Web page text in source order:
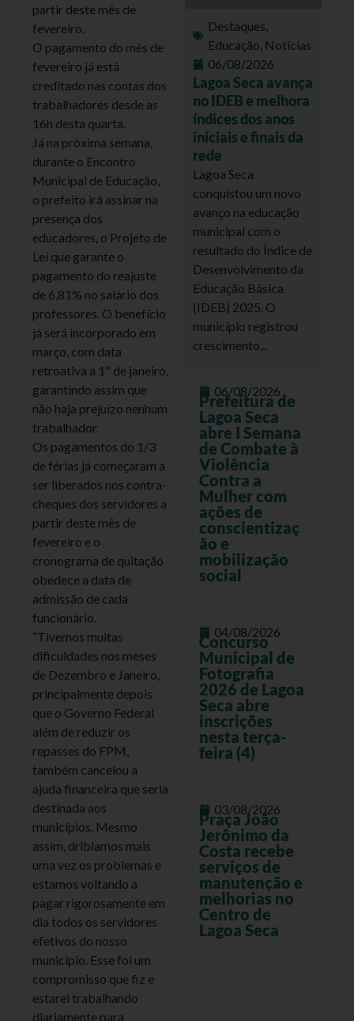
partir deste mês de
fevereiro.
O pagamento do mês de
fevereiro já está
creditado nas contas dos
trabalhadores desde as
16h desta quarta.
Já na próxima semana,
durante o Encontro
Municipal de Educação,
o prefeito irá assinar na
presença dos
educadores, o Projeto de
Lei que garante o
pagamento do reajuste
de 6,81% no salário dos
professores. O benefício
já será incorporado em
março, com data
retroativa a 1º de janeiro,
garantindo assim que
não haja prejuízo nenhum
trabalhador.
Os pagamentos do 1/3
de férias já começaram a
ser liberados nos contra-
cheques dos servidores a
partir deste mês de
fevereiro e o
cronograma de quitação
obedece a data de
admissão de cada
funcionário.
“Tivemos muitas
dificuldades nos meses
de Dezembro e Janeiro,
principalmente depois
que o Governo Federal
além de reduzir os
repasses do FPM,
também cancelou a
ajuda financeira que seria
destinada aos
municípios. Mesmo
assim, driblamos mais
uma vez os problemas e
estamos voltando a
pagar rigorosamente em
dia todos os servidores
efetivos do nosso
município. Esse foi um
compromisso que fiz e
estarei trabalhando
diariamente para
Destaques,
Educação, Notícias
06/08/2026
Lagoa Seca avança
no IDEB e melhora
índices dos anos
iniciais e finais da
rede
Lagoa Seca
conquistou um novo
avanço na educação
municipal com o
resultado do Índice de
Desenvolvimento da
Educação Básica
(IDEB) 2025. O
município registrou
crescimento...
06/08/2026
Prefeitura de
Lagoa Seca
abre I Semana
de Combate à
Violência
Contra a
Mulher com
ações de
conscientizaç
ão e
mobilização
social
04/08/2026
Concurso
Municipal de
Fotografia
2026 de Lagoa
Seca abre
inscrições
nesta terça-
feira (4)
03/08/2026
Praça João
Jerônimo da
Costa recebe
serviços de
manutenção e
melhorias no
Centro de
Lagoa Seca